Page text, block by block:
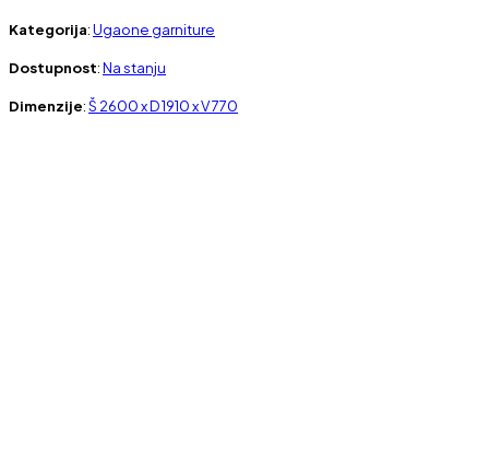
Kategorija:Ugaone garniture
Dostupnost:Na stanju
Dimenzije:Š 2600 x D 1910 x V 770